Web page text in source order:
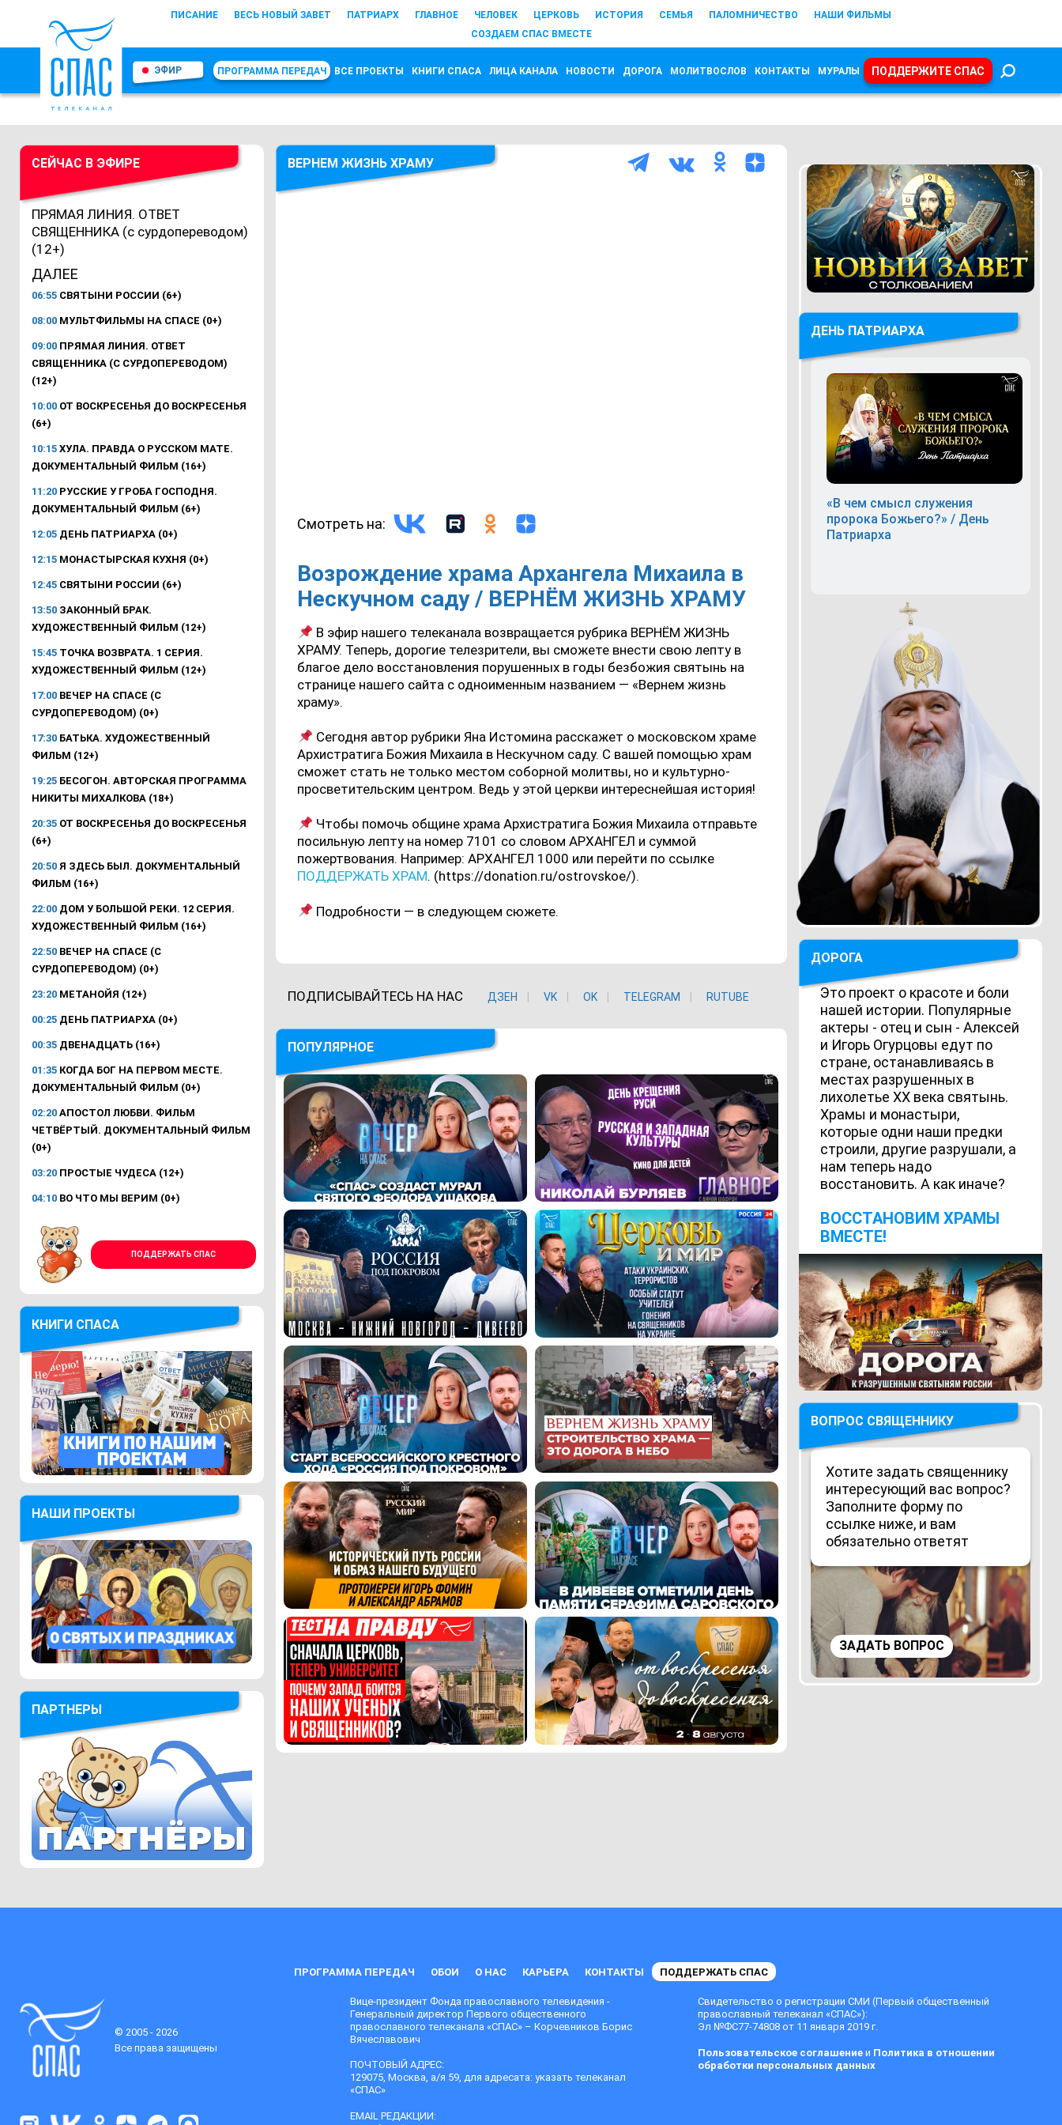
ПИСАНИЕ ВЕСЬ НОВЫЙ ЗАВЕТ ПАТРИАРХ ГЛАВНОЕ ЧЕЛОВЕК ЦЕРКОВЬ ИСТОРИЯ СЕМЬЯ ПАЛОМНИЧЕСТВО
НАШИ ФИЛЬМЫ
СОЗДАЕМ СПАС ВМЕСТЕ
ЭФИР ПРОГРАММА ПЕРЕДАЧ ВСЕ ПРОЕКТЫ КНИГИ СПАСА ЛИЦА КАНАЛА НОВОСТИ ДОРОГА МОЛИТВОСЛОВ КОНТАКТЫ МУРАЛЫ ПОДДЕРЖИТЕ СПАС
СЕЙЧАС В ЭФИРЕ
ПРЯМАЯ ЛИНИЯ. ОТВЕТ
СВЯЩЕННИКА (с сурдопереводом)
(12+)
ДАЛЕЕ
06:55 СВЯТЫНИ РОССИИ (6+)
08:00 МУЛЬТФИЛЬМЫ НА СПАСЕ (0+)
09:00 ПРЯМАЯ ЛИНИЯ. ОТВЕТ
СВЯЩЕННИКА (С СУРДОПЕРЕВОДОМ)
(12+)
10:00 ОТ ВОСКРЕСЕНЬЯ ДО ВОСКРЕСЕНЬЯ
(6+)
10:15 ХУЛА. ПРАВДА О РУССКОМ МАТЕ.
ДОКУМЕНТАЛЬНЫЙ ФИЛЬМ (16+)
11:20 РУССКИЕ У ГРОБА ГОСПОДНЯ.
ДОКУМЕНТАЛЬНЫЙ ФИЛЬМ (6+)
12:05 ДЕНЬ ПАТРИАРХА (0+)
12:15 МОНАСТЫРСКАЯ КУХНЯ (0+)
12:45 СВЯТЫНИ РОССИИ (6+)
13:50 ЗАКОННЫЙ БРАК.
ХУДОЖЕСТВЕННЫЙ ФИЛЬМ (12+)
15:45 ТОЧКА ВОЗВРАТА. 1 СЕРИЯ.
ХУДОЖЕСТВЕННЫЙ ФИЛЬМ (12+)
17:00 ВЕЧЕР НА СПАСЕ (С
СУРДОПЕРЕВОДОМ) (0+)
17:30 БАТЬКА. ХУДОЖЕСТВЕННЫЙ
ФИЛЬМ (12+)
19:25 БЕСОГОН. АВТОРСКАЯ ПРОГРАММА
НИКИТЫ МИХАЛКОВА (18+)
20:35 ОТ ВОСКРЕСЕНЬЯ ДО ВОСКРЕСЕНЬЯ
(6+)
20:50 Я ЗДЕСЬ БЫЛ. ДОКУМЕНТАЛЬНЫЙ
ФИЛЬМ (16+)
22:00 ДОМ У БОЛЬШОЙ РЕКИ. 12 СЕРИЯ.
ХУДОЖЕСТВЕННЫЙ ФИЛЬМ (16+)
22:50 ВЕЧЕР НА СПАСЕ (С
СУРДОПЕРЕВОДОМ) (0+)
23:20 МЕТАНОЙЯ (12+)
00:25 ДЕНЬ ПАТРИАРХА (0+)
00:35 ДВЕНАДЦАТЬ (16+)
01:35 КОГДА БОГ НА ПЕРВОМ МЕСТЕ.
ДОКУМЕНТАЛЬНЫЙ ФИЛЬМ (0+)
02:20 АПОСТОЛ ЛЮБВИ. ФИЛЬМ
ЧЕТВЁРТЫЙ. ДОКУМЕНТАЛЬНЫЙ ФИЛЬМ
(0+)
03:20 ПРОСТЫЕ ЧУДЕСА (12+)
04:10 ВО ЧТО МЫ ВЕРИМ (0+)
ПОДДЕРЖАТЬ СПАС
КНИГИ СПАСА
НАШИ ПРОЕКТЫ
ПАРТНЕРЫ
ВЕРНЕМ ЖИЗНЬ ХРАМУ
Смотреть на:
Возрождение храма Архангела Михаила в
Нескучном саду / ВЕРНЁМ ЖИЗНЬ ХРАМУ
В эфир нашего телеканала возвращается рубрика ВЕРНЁМ ЖИЗНЬ
ХРАМУ. Теперь, дорогие телезрители, вы сможете внести свою лепту в
благое дело восстановления порушенных в годы безбожия святынь на
странице нашего сайта с одноименным названием — «Вернем жизнь
храму».
Сегодня автор рубрики Яна Истомина расскажет о московском храме
Архистратига Божия Михаила в Нескучном саду. С вашей помощью храм
сможет стать не только местом соборной молитвы, но и культурно-
просветительским центром. Ведь у этой церкви интереснейшая история!
Чтобы помочь общине храма Архистратига Божия Михаила отправьте
посильную лепту на номер 7101 со словом АРХАНГЕЛ и суммой
пожертвования. Например: АРХАНГЕЛ 1000 или перейти по ссылке
ПОДДЕРЖАТЬ ХРАМ. (https://donation.ru/ostrovskoe/).
Подробности — в следующем сюжете.
ПОДПИСЫВАЙТЕСЬ НА НАС ДЗЕН VK ОK TELEGRAM RUTUBE
ПОПУЛЯРНОЕ
ДЕНЬ ПАТРИАРХА
«В чем смысл служения
пророка Божьего?» / День
Патриарха
ДОРОГА
Это проект о красоте и боли
нашей истории. Популярные
актеры - отец и сын - Алексей
и Игорь Огурцовы едут по
стране, останавливаясь в
местах разрушенных в
лихолетье ХХ века святынь.
Храмы и монастыри,
которые одни наши предки
строили, другие разрушали, а
нам теперь надо
восстановить. А как иначе?
ВОCСТАНОВИМ ХРАМЫ
ВМЕСТЕ!
ВОПРОС СВЯЩЕННИКУ
Хотите задать священнику
интересующий вас вопрос?
Заполните форму по
ссылке ниже, и вам
обязательно ответят
ЗАДАТЬ ВОПРОС
ПРОГРАММА ПЕРЕДАЧ ОБОИ О НАС КАРЬЕРА КОНТАКТЫ ПОДДЕРЖАТЬ СПАС
© 2005 - 2026
Все права защищены
Вице-президент Фонда православного телевидения -
Генеральный директор Первого общественного
православного телеканала «СПАС» – Корчевников Борис
Вячеславович
ПОЧТОВЫЙ АДРЕС:
129075, Москва, а/я 59, для адресата: указать телеканал
«СПАС»
EMAIL РЕДАКЦИИ:
Свидетельство о регистрации СМИ (Первый общественный
православный телеканал «СПАС»):
Эл №ФС77-74808 от 11 января 2019 г.
Пользовательское соглашениеи Политика в отношении
обработки персональных данных